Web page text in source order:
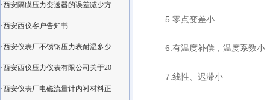
·西安隔膜压力变送器的误差减少方
·西安西仪客户告知书
·西安仪表厂不锈钢压力表耐温多少
·西安西仪压力仪表有限公司关于20
·西安仪表厂电磁流量计内衬材料正
5.零点变差小
6.有温度补偿，温度系数小
7.线性、迟滞小